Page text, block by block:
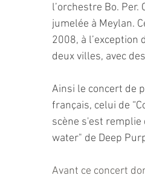
l’orchestre Bo.
jumelée à Meylan.
2008, à
deux villes, avec
Ainsi le concert de
français, celui de
scène s'est
water" de Deep
Avant ce concert